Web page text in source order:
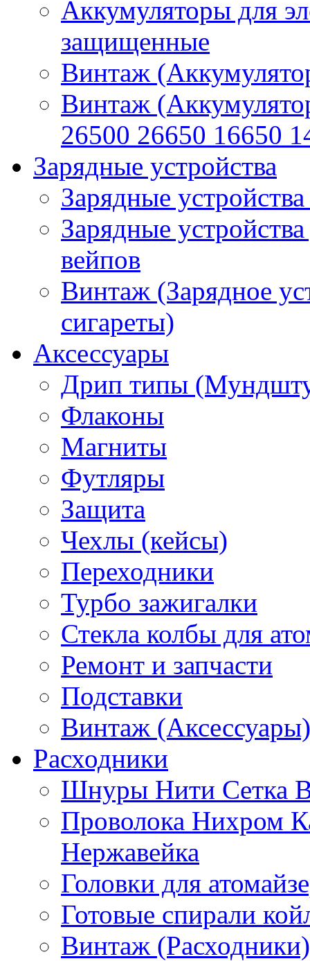
Аккумуляторы для
защищенные
Винтаж
Винтаж
26500 26650 16650
Зарядные устройства
Зарядные
Зарядные
вейпов
Винтаж (Зарядное
сигареты)
Аксессуары
Дрип типы
Флаконы
Магниты
Футляры
Защита
Чехлы (кейсы)
Переходники
Турбо зажигалки
Стекла колбы для
Ремонт и запчасти
Подставки
Винтаж (Аксессуары)
Расходники
Шнуры Нити Сетка
Проволока Нихром
Нержавейка
Головки для
Готовые спирали
Винтаж (Расходники)